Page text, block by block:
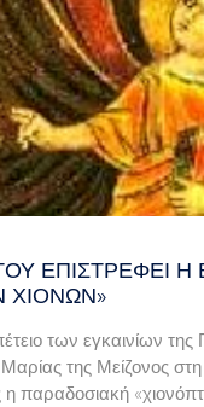
ΕΠΙΣΤΡΈΦΕΙ
ΧΙΌΝΩΝ»
των εγκαινίων της
Μαρίας της Μείζονος
η παραδοσιακή